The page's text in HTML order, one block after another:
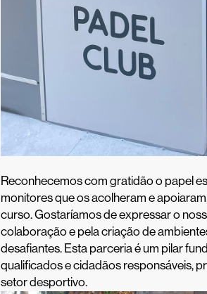
Reconhecemos com gratidão o papel
monitores que os acolheram e
curso. Gostaríamos de expressar o
colaboração e pela criação de
desafiantes. Esta parceria é um pilar
qualificados e cidadãos responsáveis,
setor desportivo.